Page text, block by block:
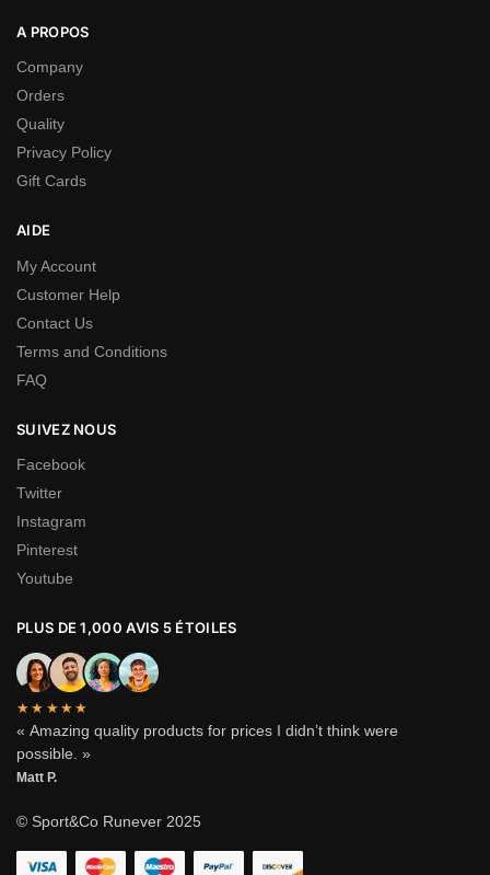
A PROPOS
Company
Orders
Quality
Privacy Policy
Gift Cards
AIDE
My Account
Customer Help
Contact Us
Terms and Conditions
FAQ
SUIVEZ NOUS
Facebook
Twitter
Instagram
Pinterest
Youtube
PLUS DE 1,000 AVIS 5 ÉTOILES
★★★★★
« Amazing quality products for prices I didn’t think were
possible. »
Matt P.
© Sport&Co Runever 2025